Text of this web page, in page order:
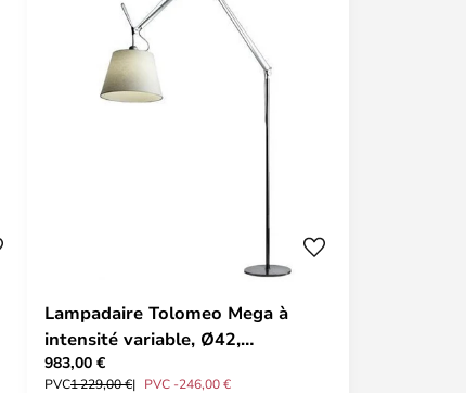
Lampadaire Tolomeo Mega à
intensité variable, Ø42,
beige/aluminium - Artemide
983,00 €
PVC1 229,00 € PVC -246,00 €